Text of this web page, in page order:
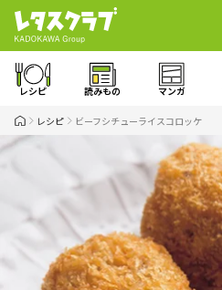
レシピ 読みもの マンガ
レシピ ビーフシチューライスコロッケ